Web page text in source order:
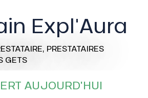
Expl'Aura
PRESTATAIRES
GETS
AUJOURD'HUI